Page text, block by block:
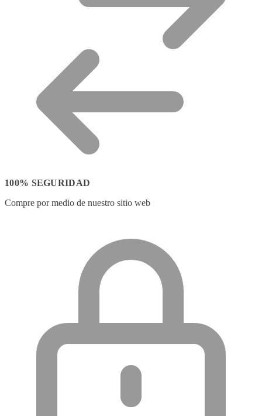
100% SEGURIDAD
Compre por medio de nuestro sitio web